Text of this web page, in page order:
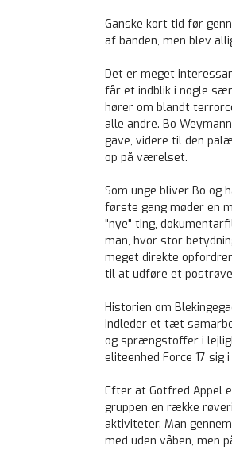
Ganske kort tid før
af banden, men blev
Det er meget
får et indblik i nogle
hører om blandt
alle andre. Bo
gave, videre til den
op på værelset.
Som unge bliver Bo og
første gang møder en
"nye" ting,
man, hvor stor
meget direkte
til at udføre et
Historien om
indleder et tæt
og sprængstoffer i
eliteenhed Force 17
Efter at Gotfred Appel
gruppen en række
aktiviteter. Man
med uden våben, men